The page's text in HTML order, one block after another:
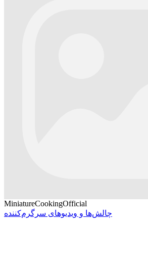
MiniatureCookingOfficial
چالش‌ها و ویدیوهای سرگرم‌کننده